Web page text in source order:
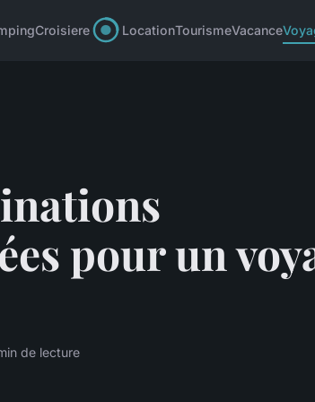
Croisiere LocationTourismeVacance
pour un
de lecture